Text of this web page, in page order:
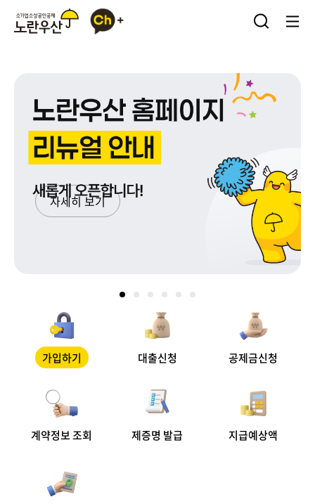
소
기
카
카
스
친
구
검
메
자세히 보기
가입하기 대출신청 공제금신청
계약정보 조회 제증명 발급 지급예상액